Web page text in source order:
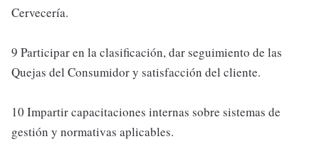
Cervecería.
9 Participar en la clasificación, dar seguimiento de las
Quejas del Consumidor y satisfacción del cliente.
10 Impartir capacitaciones internas sobre sistemas de
gestión y normativas aplicables.